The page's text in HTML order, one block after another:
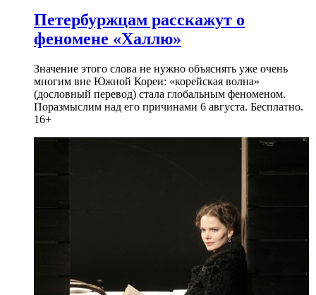
Петербуржцам расскажут о
феномене «Халлю»
Значение этого слова не нужно объяснять уже очень
многим вне Южной Кореи: «корейская волна»
(дословный перевод) стала глобальным феноменом.
Поразмыслим над его причинами 6 августа. Бесплатно.
16+